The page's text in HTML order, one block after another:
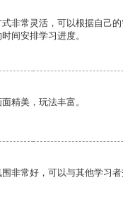
非常灵活，可以根据自己
间安排学习进度。
精美，玩法丰富。
非常好，可以与其他学习者